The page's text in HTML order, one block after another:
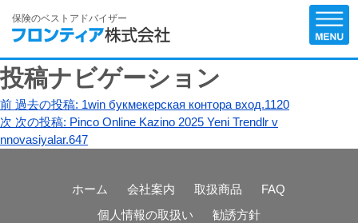
保険のベストアドバイザー
投稿ナビゲーション
前 過去の投稿: 1win букмекерская контора вход.1120
次 次の投稿: Pinco Online Kazino 2025 Yeni Trendlr v
nnovasiyalar.647
ホーム 会社案内 取扱商品
FAQ
個人情報の取扱い
勧誘方針